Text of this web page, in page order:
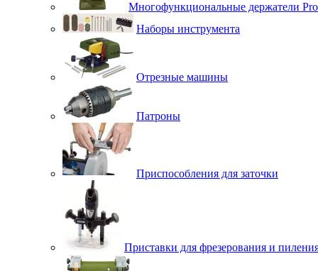
Многофункциональные держатели
Наборы инструмента
Отрезные машины
Патроны
Приспособления для заточки
Приставки для фрезерования и